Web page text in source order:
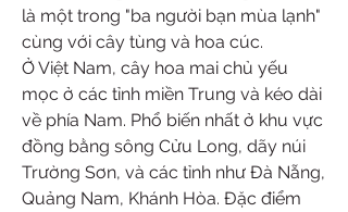
là một trong "ba người bạn mùa lạnh"
cùng với cây tùng và hoa cúc.
Ở Việt Nam, cây hoa mai chủ yếu
mọc ở các tỉnh miền Trung và kéo dài
về phía Nam. Phổ biến nhất ở khu vực
đồng bằng sông Cửu Long, dãy núi
Trường Sơn, và các tỉnh như Đà Nẵng,
Quảng Nam, Khánh Hòa. Đặc điểm